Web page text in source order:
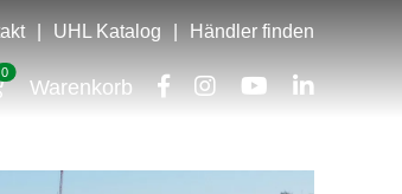
UHL Katalog Händler finden
0
Warenkorb